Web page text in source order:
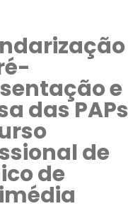
e
das PAPs
de
de